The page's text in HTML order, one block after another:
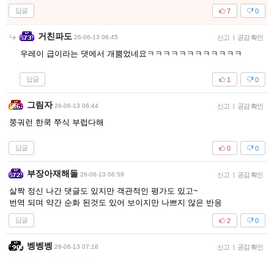
답글 0
7
거친파도 26-06-13 06:45 신고 공감 확인
우레이 급이라는 댓에서 개뿜었네요ㅋㅋㅋㅋㅋㅋㅋㅋㅋㅋㅋㅋ
답글 0
1
그림자 26-06-13 06:44 신고 공감 확인
쭝궈런 한쿡 쭈식 부럽다해
답글 0
0
부장아재해돌 26-06-13 06:59 신고 공감 확인
살짝 정신 나간 댓글도 있지만 객관적인 평가도 있고~
번역 되며 약간 순화 된것도 있어 보이지만 나쁘지 않은 반응
답글 0
2
벵벵벵 26-06-13 07:18 신고 공감 확인